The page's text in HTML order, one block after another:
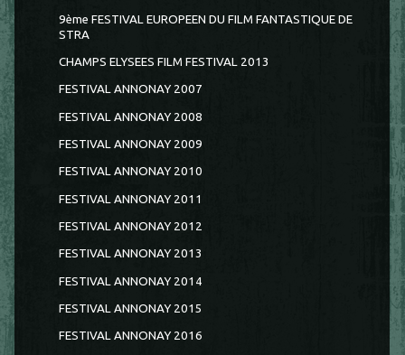
9ème FESTIVAL EUROPEEN DU FILM FANTASTIQUE DE
STRA
CHAMPS ELYSEES FILM FESTIVAL 2013
FESTIVAL ANNONAY 2007
FESTIVAL ANNONAY 2008
FESTIVAL ANNONAY 2009
FESTIVAL ANNONAY 2010
FESTIVAL ANNONAY 2011
FESTIVAL ANNONAY 2012
FESTIVAL ANNONAY 2013
FESTIVAL ANNONAY 2014
FESTIVAL ANNONAY 2015
FESTIVAL ANNONAY 2016